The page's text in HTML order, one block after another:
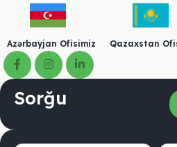
Azərbayjan Ofisimiz Qazaxstan
Sorğu